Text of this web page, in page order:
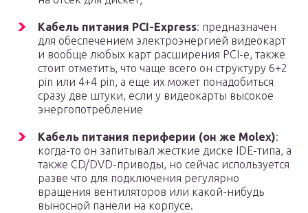
Кабель питания PCI-Express: предназначен
для обеспечением электроэнергией видеокарт
и вообще любых карт расширения PCI-e, также
стоит отметить, что чаще всего он структуру 6+2
pin или 4+4 pin, а еще их может понадобиться
сразу две штуки, если у видеокарты высокое
энергопотребление
Кабель питания периферии (он же Molex):
когда-то он запитывал жесткие диске IDE-типа, а
также CD/DVD-приводы, но сейчас используется
разве что для подключения регулярно
вращения вентиляторов или какой-нибудь
выносной панели на корпусе.